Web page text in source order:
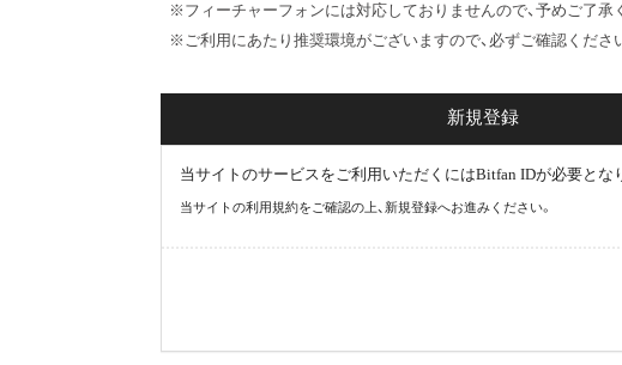
※フィーチャーフォンには対応しておりませんので、予めご了承
※ご利用にあたり推奨環境がございますので、必ずご確認くださ
新規登録
当サイトのサービスをご利用いただくにはBitfan IDが必要とな
当サイトの利用規約をご確認の上、新規登録へお進みください。